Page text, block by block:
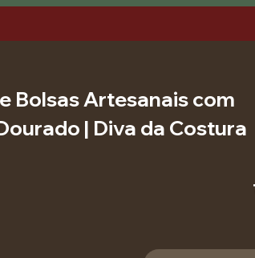
Bolsas Artesanais com
| Diva da Costura